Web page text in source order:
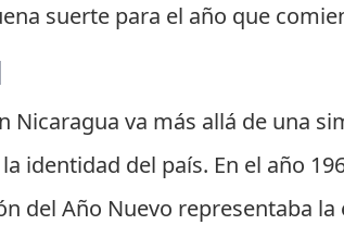
suerte para el año que
Nicaragua va más allá de una
identidad del país. En el año
del Año Nuevo representaba